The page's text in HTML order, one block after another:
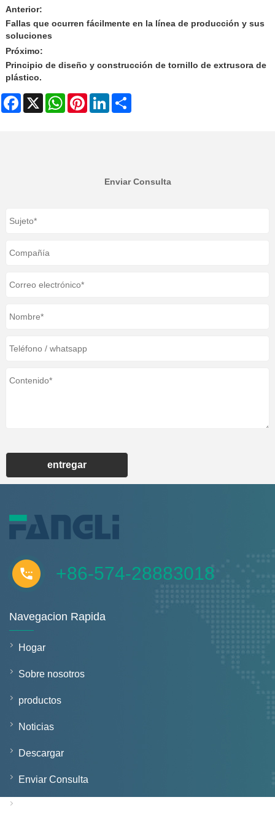
Anterior:
Fallas que ocurren fácilmente en la línea de producción y sus
soluciones
Próximo:
Principio de diseño y construcción de tornillo de extrusora de
plástico.
Facebook
X WhatsAppPinterestLinkedIn
Enviar Consulta
entregar
+86-574-28883018
Navegacion Rapida
Hogar
Sobre nosotros
productos
Noticias
Descargar
Enviar Consulta